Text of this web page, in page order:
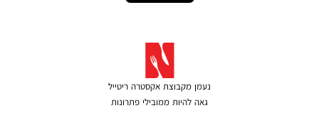
נעמן מקבוצת אקסטרה ריטייל
גאה להיות ממובילי פתרונות